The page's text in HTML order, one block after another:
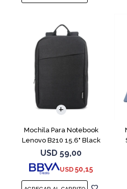
Mochila Para Notebook
Lenovo B210 15.6" Black
USD 59,00
USD 50,15